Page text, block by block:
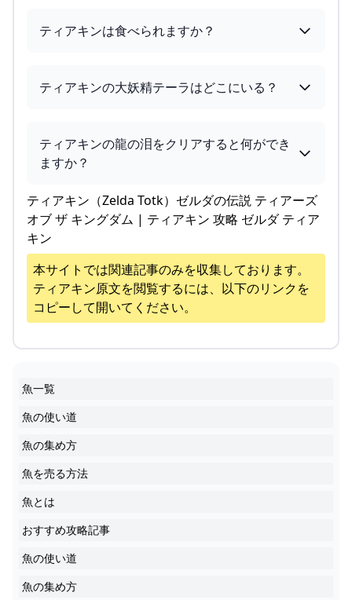
ティアキンは食べられますか？
ティアキンの大妖精テーラはどこにいる？
ティアキンの龍の泪をクリアすると何ができ
ますか？
ティアキン（Zelda Totk）ゼルダの伝説 ティアーズ
オブ ザ キングダム | ティアキン 攻略 ゼルダ ティア
キン
本サイトでは関連記事のみを収集しております。
ティアキン原文を閲覧するには、以下のリンクを
コピーして開いてください。
魚一覧
魚の使い道
魚の集め方
魚を売る方法
魚とは
おすすめ攻略記事
魚の使い道
魚の集め方